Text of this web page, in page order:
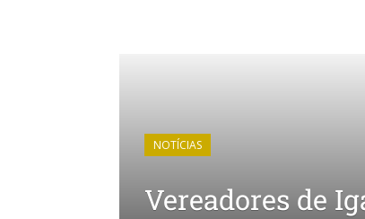
NOTÍCIAS
Vereadores de